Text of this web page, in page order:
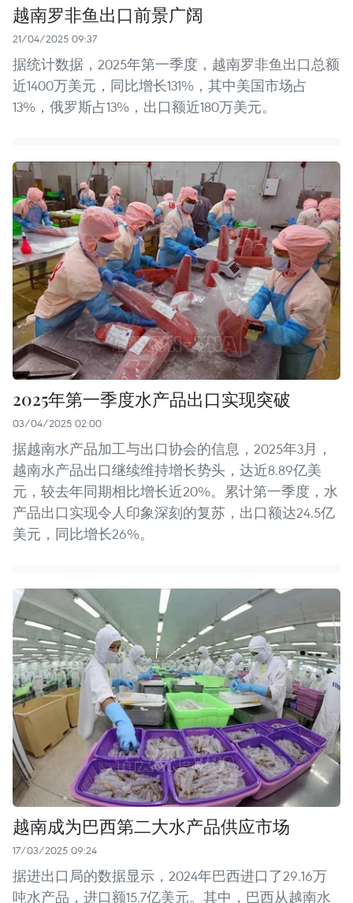
越南罗非鱼出口前景广阔
21/04/2025 09:37
据统计数据，2025年第一季度，越南罗非鱼出口总额
近1400万美元，同比增长131%，其中美国市场占
13%，俄罗斯占13%，出口额近180万美元。
2025年第一季度水产品出口实现突破
03/04/2025 02:00
据越南水产品加工与出口协会的信息，2025年3月，
越南水产品出口继续维持增长势头，达近8.89亿美
元，较去年同期相比增长近20%。累计第一季度，水
产品出口实现令人印象深刻的复苏，出口额达24.5亿
美元，同比增长26%。
越南成为巴西第二大水产品供应市场
17/03/2025 09:24
据进出口局的数据显示，2024年巴西进口了29.16万
吨水产品，进口额15.7亿美元。其中，巴西从越南水